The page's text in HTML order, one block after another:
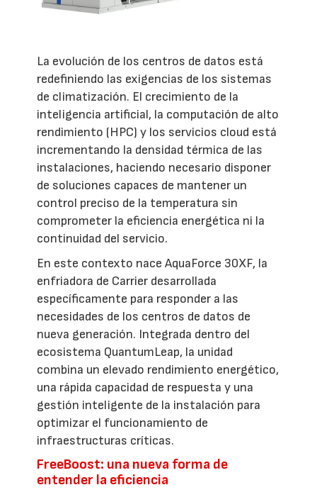
La evolución de los centros de datos está
redefiniendo las exigencias de los sistemas
de climatización. El crecimiento de la
inteligencia artificial, la computación de alto
rendimiento (HPC) y los servicios cloud está
incrementando la densidad térmica de las
instalaciones, haciendo necesario disponer
de soluciones capaces de mantener un
control preciso de la temperatura sin
comprometer la eficiencia energética ni la
continuidad del servicio.
En este contexto nace AquaForce 30XF, la
enfriadora de Carrier desarrollada
específicamente para responder a las
necesidades de los centros de datos de
nueva generación. Integrada dentro del
ecosistema QuantumLeap, la unidad
combina un elevado rendimiento energético,
una rápida capacidad de respuesta y una
gestión inteligente de la instalación para
optimizar el funcionamiento de
infraestructuras críticas.
FreeBoost: una nueva forma de
entender la eficiencia